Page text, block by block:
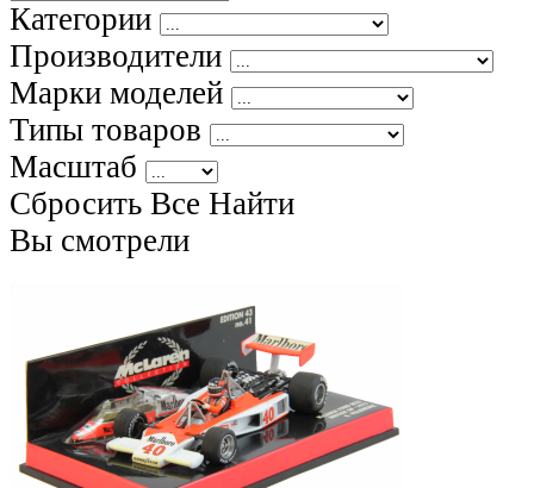
Категории
Производители
Марки моделей
Типы товаров
Масштаб
Сбросить Все Найти
Вы смотрели